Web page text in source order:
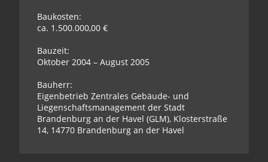
Baukosten:
ca. 1.500.000,00 €
Bauzeit:
Oktober 2004 – August 2005
Bauherr:
Eigenbetrieb Zentrales Gebäude- und
Liegenschaftsmanagement der Stadt
Brandenburg an der Havel (GLM), Klosterstraße
14, 14770 Brandenburg an der Havel